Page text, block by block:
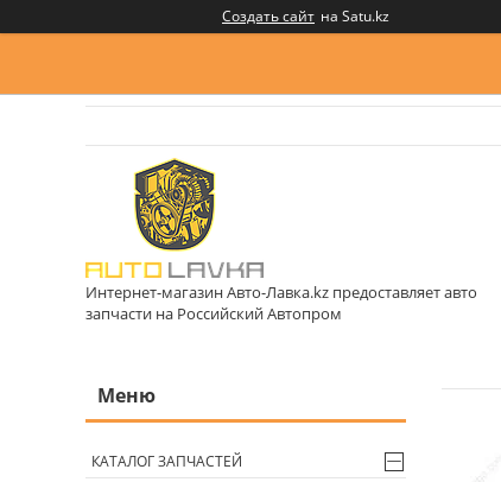
Создать сайт на Satu.kz
Интернет-магазин Авто-Лавка.kz предоставляет авто
запчасти на Российский Автопром
КАТАЛОГ ЗАПЧАСТЕЙ